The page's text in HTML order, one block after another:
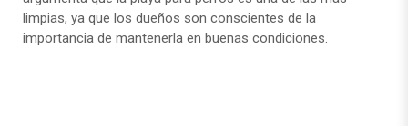
limpias, ya que los dueños son conscientes de la
importancia de mantenerla en buenas condiciones.